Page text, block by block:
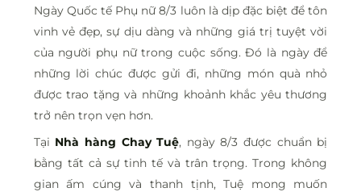
Ngày Quốc tế Phụ nữ 8/3 luôn là dịp đặc biệt để tôn
vinh vẻ đẹp, sự dịu dàng và những giá trị tuyệt vời
của người phụ nữ trong cuộc sống. Đó là ngày để
những lời chúc được gửi đi, những món quà nhỏ
được trao tặng và những khoảnh khắc yêu thương
trở nên trọn vẹn hơn.
Tại Nhà hàng Chay Tuệ, ngày 8/3 được chuẩn bị
bằng tất cả sự tinh tế và trân trọng. Trong không
gian ấm cúng và thanh tịnh, Tuệ mong muốn